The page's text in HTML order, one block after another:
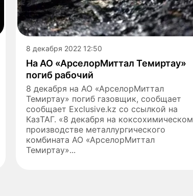
8 декабря 2022 12:50
На АО «АрселорМиттал Темиртау»
погиб рабочий
8 декабря на АО «АрселорМиттал
Темиртау» погиб газовщик, сообщает
сообщает Exclusive.kz со ссылкой на
КазТАГ. «8 декабря на коксохимическом
производстве металлургического
комбината АО «АрселорМиттал
Темиртау»...